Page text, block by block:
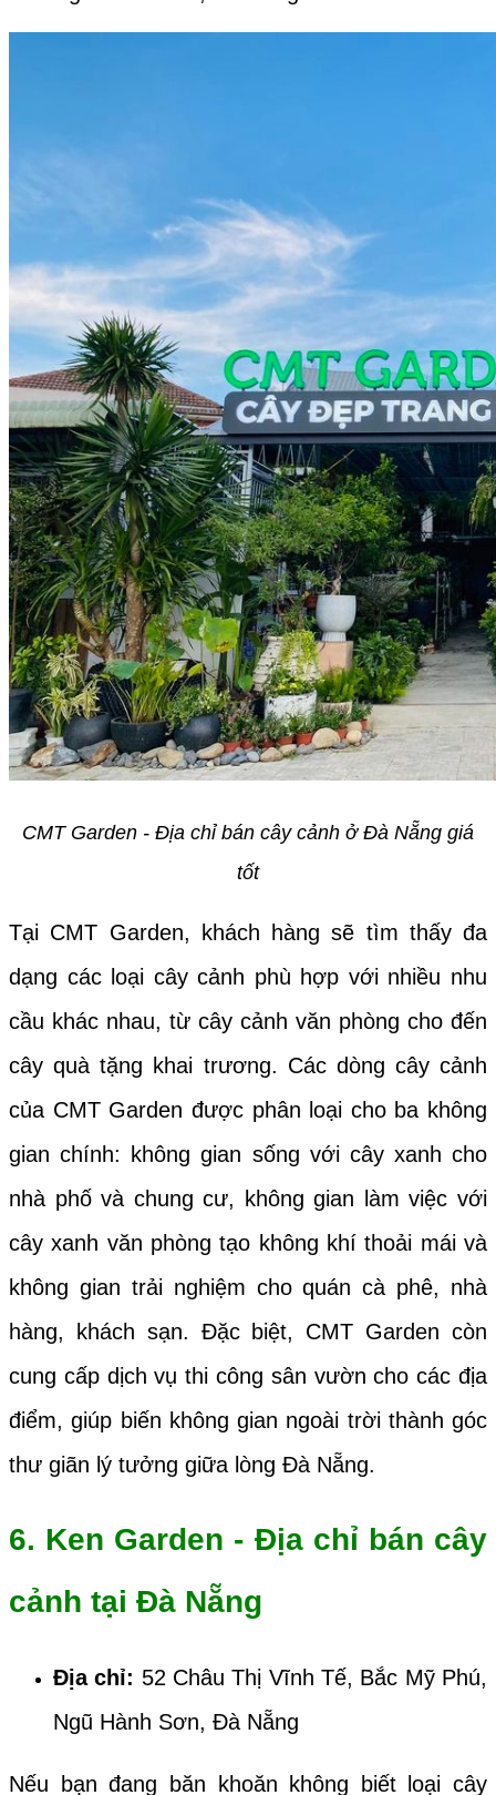
CMT Garden - Địa chỉ bán cây cảnh ở Đà Nẵng giá
tốt
Tại CMT Garden, khách hàng sẽ tìm thấy đa
dạng các loại cây cảnh phù hợp với nhiều nhu
cầu khác nhau, từ cây cảnh văn phòng cho đến
cây quà tặng khai trương. Các dòng cây cảnh
của CMT Garden được phân loại cho ba không
gian chính: không gian sống với cây xanh cho
nhà phố và chung cư, không gian làm việc với
cây xanh văn phòng tạo không khí thoải mái và
không gian trải nghiệm cho quán cà phê, nhà
hàng, khách sạn. Đặc biệt, CMT Garden còn
cung cấp dịch vụ thi công sân vườn cho các địa
điểm, giúp biến không gian ngoài trời thành góc
thư giãn lý tưởng giữa lòng Đà Nẵng.
6. Ken Garden - Địa chỉ bán cây
cảnh tại Đà Nẵng
Địa chỉ: 52 Châu Thị Vĩnh Tế, Bắc Mỹ Phú,
Ngũ Hành Sơn, Đà Nẵng
Nếu bạn đang băn khoăn không biết loại cây